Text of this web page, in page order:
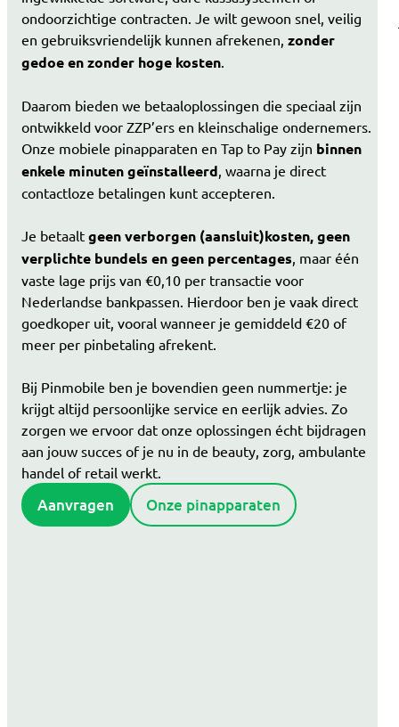
ondoorzichtige contracten. Je wilt gewoon snel, veilig
en gebruiksvriendelijk kunnen afrekenen, zonder
gedoe en zonder hoge kosten
Daarom bieden we betaaloplossingen die speciaal zijn
ontwikkeld voor ZZP’ers en kleinschalige ondernemers.
Onze mobiele pinapparaten en Tap to Pay zijn binnen
enkele minuten geïnstalleerd , waarna je direct
contactloze betalingen kunt accepteren.
Je betaalt geen verborgen (aansluit)kosten, geen
verplichte bundels en geen percentages , maar één
vaste lage prijs van €0,10 per transactie voor
Nederlandse bankpassen. Hierdoor ben je vaak direct
goedkoper uit, vooral wanneer je gemiddeld €20 of
meer per pinbetaling afrekent.
Bij Pinmobile ben je bovendien geen nummertje: je
krijgt altijd persoonlijke service en eerlijk advies. Zo
zorgen we ervoor dat onze oplossingen écht bijdragen
aan jouw succes of je nu in de beauty, zorg, ambulante
handel of retail werkt.
Aanvragen Onze pinapparaten